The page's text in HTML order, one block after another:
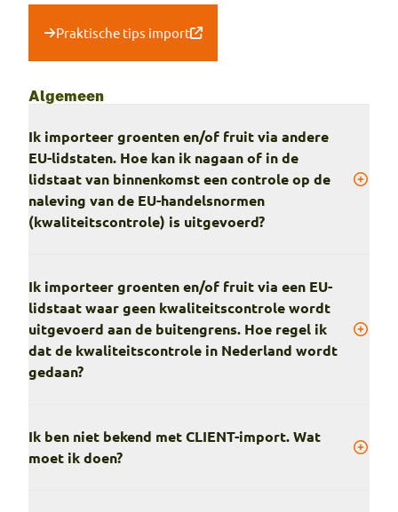
Praktische tips import
Algemeen
Ik importeer groenten en/of fruit via andere
EU-lidstaten. Hoe kan ik nagaan of in de
lidstaat van binnenkomst een controle op de
naleving van de EU-handelsnormen
(kwaliteitscontrole) is uitgevoerd?
Ik importeer groenten en/of fruit via een EU-
lidstaat waar geen kwaliteitscontrole wordt
uitgevoerd aan de buitengrens. Hoe regel ik
dat de kwaliteitscontrole in Nederland wordt
gedaan?
Ik ben niet bekend met CLIENT-import. Wat
moet ik doen?